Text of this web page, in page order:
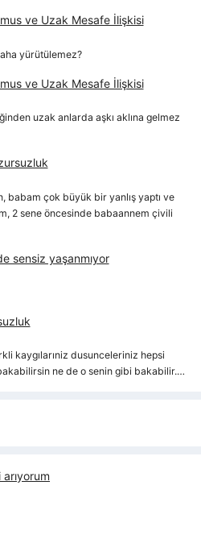
ve Uzak Mesafe İlişkisi
yürütülemez?
ve Uzak Mesafe İlişkisi
uzak anlarda aşkı aklına gelmez
babam çok büyük bir yanlış yaptı ve
2 sene öncesinde babaannem çivili
sensiz yaşanmıyor
kaygılarıniz dusunceleriniz hepsi
ne de o senin gibi bakabilir.…